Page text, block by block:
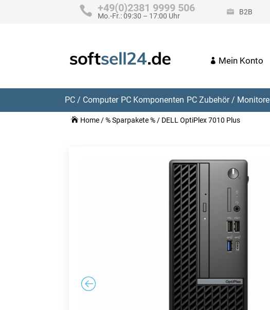
+49(0)2381 9999 506
Mo.-Fr.: 09:30 – 17:00 Uhr B2B
Mein Konto
PC / Computer PC Komponenten PC Zubehör / Monitore
Home /% Sparpakete % / DELL OptiPlex 7010 Plus